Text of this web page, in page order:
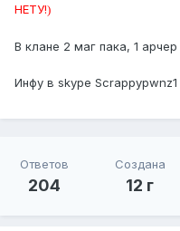
НЕТУ!)
В клане 2 маг пака, 1
Инфу в skype
Ответов
204
Создана
12 г